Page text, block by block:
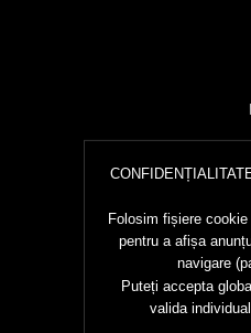
Folosim fișiere
pentru a afișa
navigare
Puteți accepta
valida